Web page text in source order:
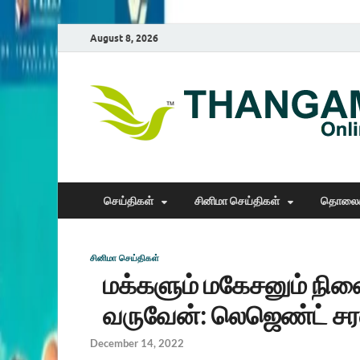
August 8, 2026
செய்திகள் சினிமா செய்திகள்
சினிமா செய்திகள்
மக்களும் மகேசனும்
வருவேன்: லெஜெண்ட்
December 14, 2022